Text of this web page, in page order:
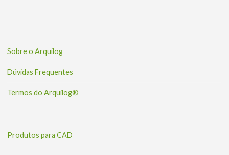
Sobre o Arquilog
Dúvidas Frequentes
Termos do Arquilog®
Produtos para CAD